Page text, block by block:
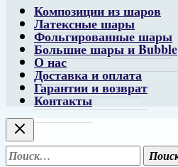
Композиции из шаров
Латексные шары
Фольгированные шары
Большие шары и Bubble
О нас
Доставка и оплата
Гарантии и возврат
Контакты
Найти: